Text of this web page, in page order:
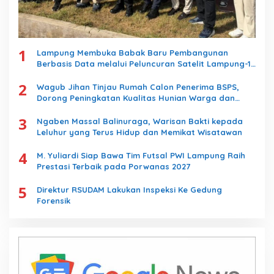
1
Lampung Membuka Babak Baru Pembangunan
Berbasis Data melalui Peluncuran Satelit Lampung-1
2
Wagub Jihan Tinjau Rumah Calon Penerima BSPS,
Dorong Peningkatan Kualitas Hunian Warga dan
3
Ngaben Massal Balinuraga, Warisan Bakti kepada
Leluhur yang Terus Hidup dan Memikat Wisatawan
4
M. Yuliardi Siap Bawa Tim Futsal PWI Lampung Raih
Prestasi Terbaik pada Porwanas 2027
5
Direktur RSUDAM Lakukan Inspeksi Ke Gedung
Forensik